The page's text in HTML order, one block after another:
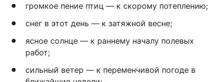
громкое пение птиц — к скорому потеплению;
снег в этот день — к затяжной весне;
ясное солнце — к раннему началу полевых
работ;
сильный ветер — к переменчивой погоде в